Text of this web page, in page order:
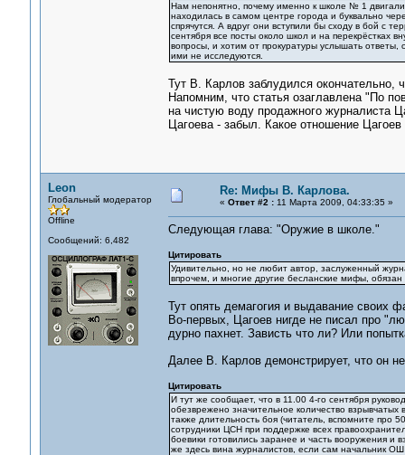
Нам непонятно, почему именно к школе № 1
находилась в самом центре города и буквально
спрячутся. А вдруг они вступили бы сходу в бой с
сентября все посты около школ и на перекрёстках
вопросы, и хотим от прокуратуры услышать
ими не исследуются.
Тут В. Карлов заблудился окончательно,
Напомним, что статья озаглавлена "По
на чистую воду продажного журналиста
Цагоева - забыл. Какое отношение Цагоев
Leon
Глобальный модератор
Offline
Сообщений: 6,482
Re: Мифы В. Карлова.
« Ответ #2 :11 Марта 2009, 04:33:35 »
Следующая глава: "Оружие в школе."
Цитировать
Удивительно, но не любит автор, заслуженный
впрочем, и многие другие бесланские мифы,
Тут опять демагогия и выдавание своих
Во-первых, Цагоев нигде не писал про
дурно пахнет. Зависть что ли? Или
Далее В. Карлов демонстрирует, что он
Цитировать
И тут же сообщает, что в 11.00 4-го сентября
обезврежено значительное количество
также длительность боя (читатель, вспомните про
сотрудники ЦСН при поддержке всех
боевики готовились заранее и часть вооружения
же здесь вина журналистов, если сам начальник